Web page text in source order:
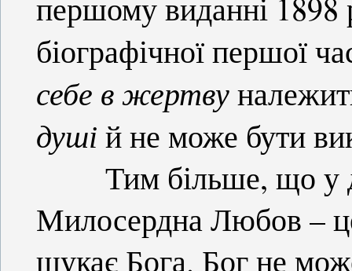
біографічної першої
себе в жертву
душі й не може бути
Тим більше, що у
Милосердна Любов –
шукає Бога. Бог не